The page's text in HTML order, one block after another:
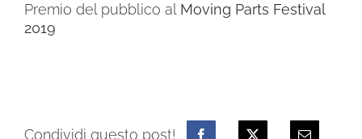
Premio del pubblico al Moving Parts Festival
2019
Condividi questo post!